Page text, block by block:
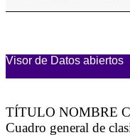
Visor de Datos abiertos
TÍTULO NOMBRE
Cuadro general de